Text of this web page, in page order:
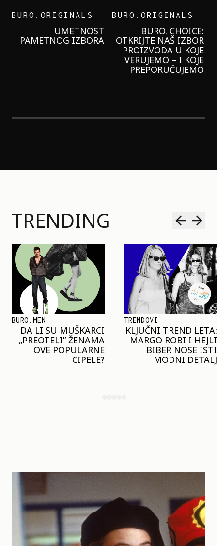
GARNIER KREMU I
NIKADA NIŠTA
LAGANIJE NISAM
KORISTILA
TRENDING
TRENDOVI
KLJUČNI TREND LETA:
MARGO ROBI I HEJLI
BIBER NOSE ISTI
MODNI DETALJ
SHOPPING
JOŠ JE RANO ZA JAKNE
– ALI U RESERVED JE
STIGAO MODEL KOJI
ĆE BITI VELIKI TREND